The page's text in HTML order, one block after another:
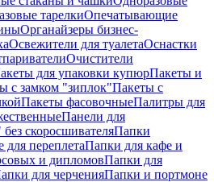
тарелкиОпечатывающие
Органайзеры бизнес-
Освежители для туалетаОснастки
Очистители
для упаковки купюрПакеты и
с замком "зиплок"Пакеты с
Пакеты фасовочныеПалитры для
Панели для
скоросшивателяПапки
переплетаПапки для кафе и
и дипломовПапки для
для черченияПапки и портмоне